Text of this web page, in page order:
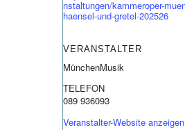
nstaltungen/kammeroper-
haensel-und-gretel-202526
VERANSTALTER
MünchenMusik
TELEFON
089 936093
Veranstalter-Website anzeigen